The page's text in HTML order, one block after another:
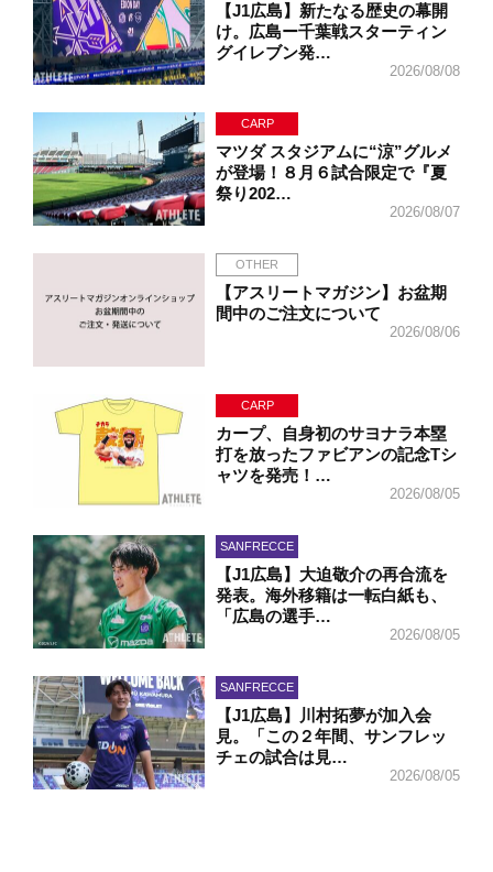
【J1広島】新たなる歴史の幕開
け。広島ー千葉戦スターティン
グイレブン発…
2026/08/08
CARP
マツダ スタジアムに“涼”グルメ
が登場！８月６試合限定で『夏
祭り202…
2026/08/07
OTHER
【アスリートマガジン】お盆期
間中のご注文について
2026/08/06
CARP
カープ、自身初のサヨナラ本塁
打を放ったファビアンの記念Tシ
ャツを発売！…
2026/08/05
SANFRECCE
【J1広島】大迫敬介の再合流を
発表。海外移籍は一転白紙も、
「広島の選手…
2026/08/05
SANFRECCE
【J1広島】川村拓夢が加入会
見。「この２年間、サンフレッ
チェの試合は見…
2026/08/05